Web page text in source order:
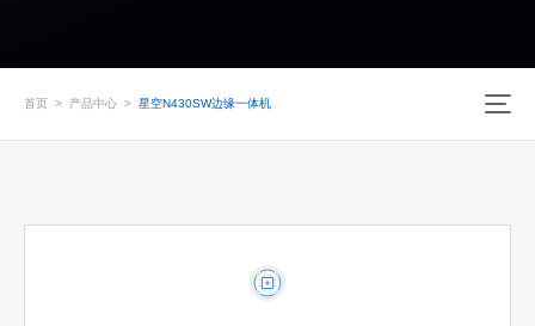
首页 > 产品中心 > 星空N430SW边缘一体机